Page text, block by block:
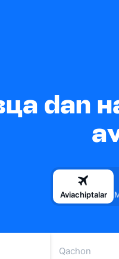
dan
Aviachiptalar
Qachon